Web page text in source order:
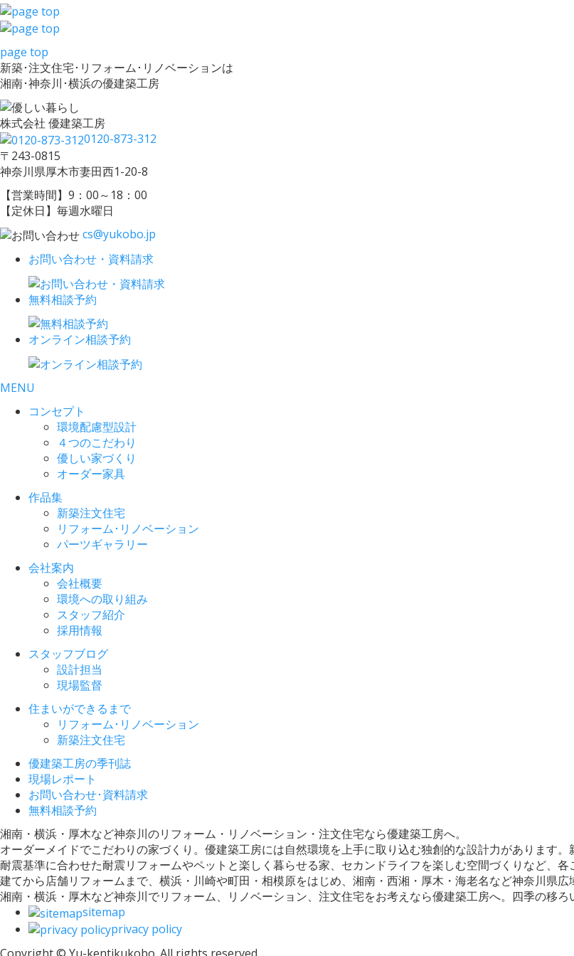
page top
新築･注文住宅･リフォーム･リノベーションは
湘南･神奈川･横浜の優建築工房
株式会社 優建築工房
0120-873-312
〒243-0815
神奈川県厚木市妻田西1-20-8
【営業時間】9：00～18：00
【定休日】毎週水曜日
cs@yukobo.jp
お問い合わせ・資料請求
無料相談予約
オンライン相談予約
MENU
コンセプト
環境配慮型設計
４つのこだわり
優しい家づくり
オーダー家具
作品集
新築注文住宅
リフォーム･リノベーション
パーツギャラリー
会社案内
会社概要
環境への取り組み
スタッフ紹介
採用情報
スタッフブログ
設計担当
現場監督
住まいができるまで
リフォーム･リノベーション
新築注文住宅
優建築工房の季刊誌
現場レポート
お問い合わせ･資料請求
無料相談予約
湘南・横浜・厚木など神奈川のリフォーム・リノベーション・注文住宅なら優建築工房へ。
オーダーメイドでこだわりの家づくり。優建築工房には自然環境を上手に取り込む独創的な設計力があります
耐震基準に合わせた耐震リフォームやペットと楽しく暮らせる家、セカンドライフを楽しむ空間づくりなど、
建てから店舗リフォームまで、横浜・川崎や町田・相模原をはじめ、湘南・西湘・厚木・海老名など神奈川県広
湘南・横浜・厚木など神奈川でリフォーム、リノベーション、注文住宅をお考えなら優建築工房へ。四季の移ろ
sitemap
privacy policy